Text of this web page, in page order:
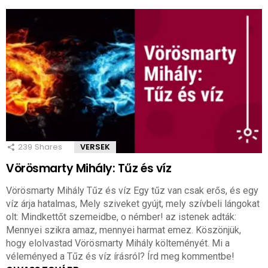
239 Shares VERSEK
Vörösmarty Mihály: Tűz és víz
Vörösmarty Mihály Tűz és víz Egy tűz van csak erős, és egy
víz árja hatalmas, Mely sziveket gyújt, mely szívbeli lángokat
olt: Mindkettőt szemeidbe, o némber! az istenek adták:
Mennyei szikra amaz, mennyei harmat emez. Köszönjük,
hogy elolvastad Vörösmarty Mihály költeményét. Mi a
véleményed a Tűz és víz írásról? Írd meg kommentbe!